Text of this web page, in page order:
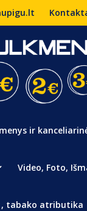
ir
Video, Foto,
, tabako atributika
Prekės